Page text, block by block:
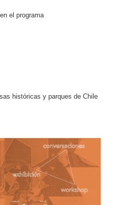
el programa
históricas y parques de Chile